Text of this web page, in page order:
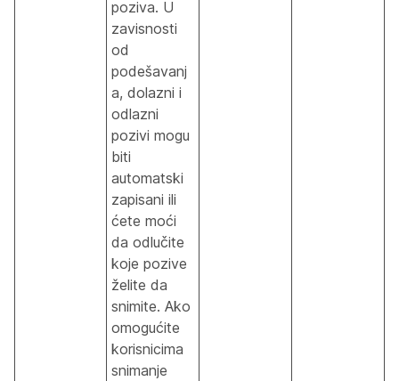
poziva. U
zavisnosti
od
podešavanj
a, dolazni i
odlazni
pozivi mogu
biti
automatski
zapisani ili
ćete moći
da odlučite
koje pozive
želite da
snimite. Ako
omogućite
korisnicima
snimanje